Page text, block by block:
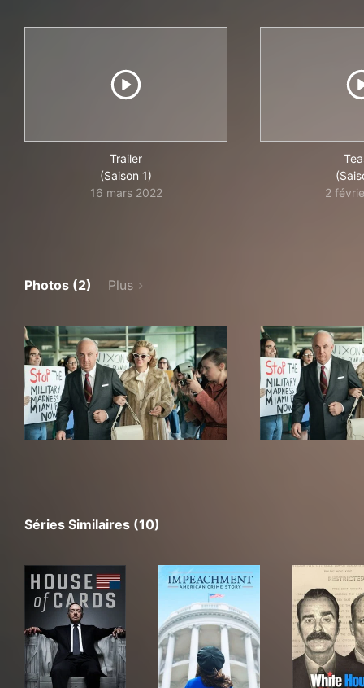
Trailer
(Saison 1)
16 mars 2022
2
Photos (2) Plus
Séries Similaires (10)